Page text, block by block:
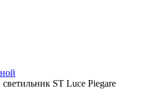
ST Luce Piegare